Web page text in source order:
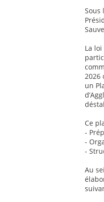
Sous
La
2026
un
Ce
-
-
-
Au